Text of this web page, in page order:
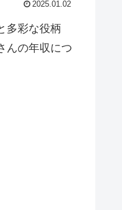
2025.01.02
多彩な役柄
んの年収につ